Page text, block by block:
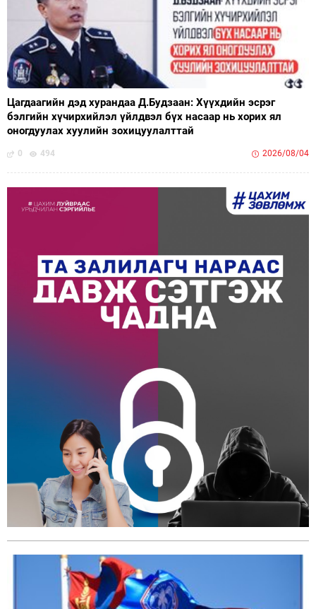
Цагдаагийн дэд хурандаа Д.Будзаан: Хүүхдийн эсрэг
бэлгийн хүчирхийлэл үйлдвэл бүх насаар нь хорих ял
оногдуулах хуулийн зохицуулалттай
0 494 2026/08/04